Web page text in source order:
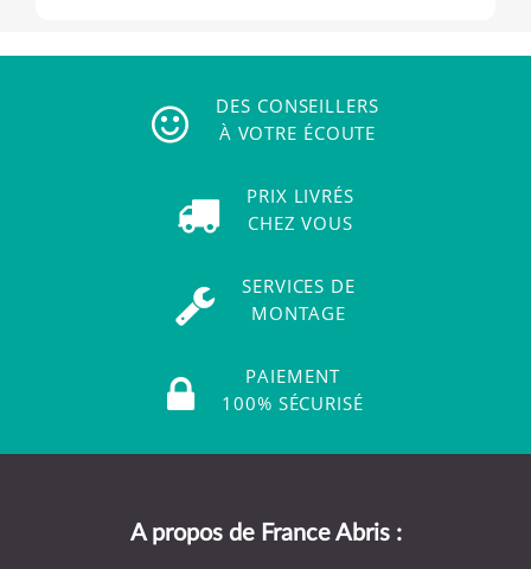
DES CONSEILLERS
À VOTRE ÉCOUTE
PRIX LIVRÉS
CHEZ VOUS
SERVICES DE
MONTAGE
PAIEMENT
100% SÉCURISÉ
A propos de France Abris :